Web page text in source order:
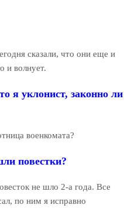
сказали, что они еще и
и волнует.
я уклонист, законно ли
военкомата?
повестки?
не шло 2-а года. Все
по ним я исправно